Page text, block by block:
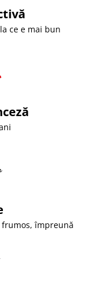
ce e mai bun
împreună